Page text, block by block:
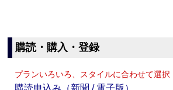
購読・購入・登録
プランいろいろ、スタイルに合わせて選択